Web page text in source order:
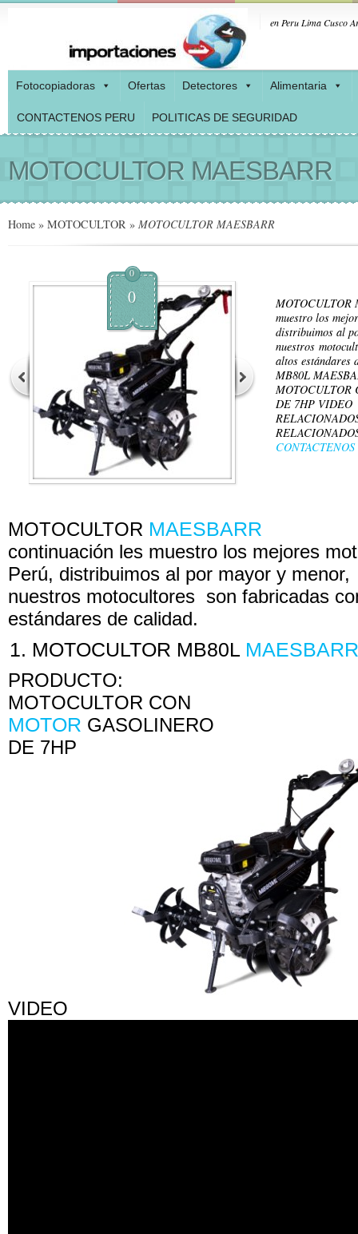
en Peru Lima Cusco
Fotocopiadoras Ofertas Detectores Alimentaria
CONTACTENOS PERU POLITICAS DE SEGURIDAD
MOTOCULTOR MAESBARR
Home » MOTOCULTOR » MOTOCULTOR MAESBARR
0
0
MOTOCULTOR
muestro los
distribuimos al
nuestros
altos estándares
MB80L
MOTOCULTOR
DE 7HP
CONTACTENOS
MOTOCULTOR MAESBARR
continuación les muestro los mejores
Perú, distribuimos al por mayor y menor,
nuestros motocultores son fabricadas
estándares de calidad.
MOTOCULTOR MB80L MAESBARR
PRODUCTO:
MOTOCULTOR CON
MOTOR GASOLINERO
DE 7HP
VIDEO